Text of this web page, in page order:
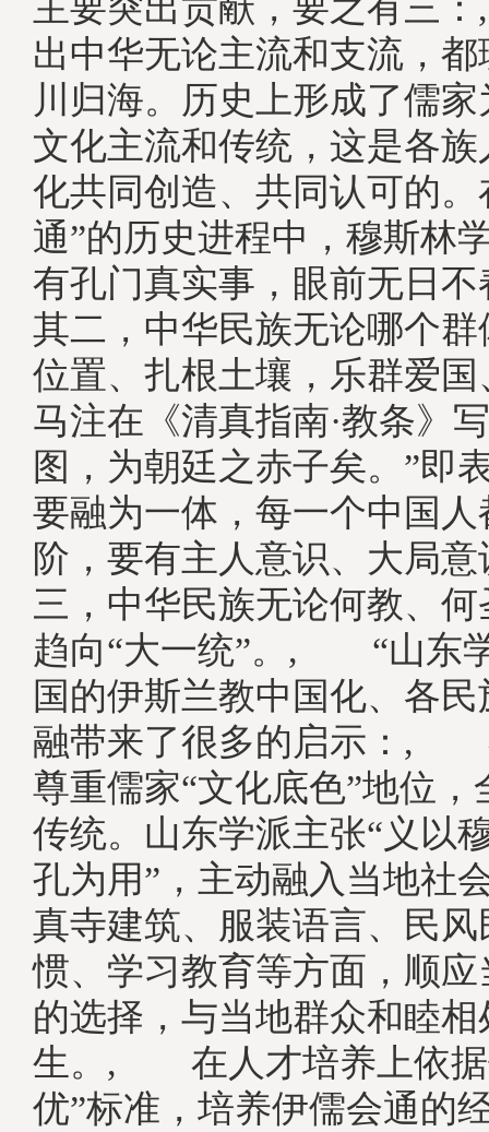
出中华无论主流和支流，
川归海。历史上形成了儒
文化主流和传统，这是各
化共同创造、共同认可的。
通”的历史进程中，穆斯林
有孔门真实事，眼前无
其二，中华民族无论哪个
位置、扎根土壤，乐群爱
马注在《清真指南·教条》
图，为朝廷之赤子矣。”即
要融为一体，每一个中国
阶，要有主人意识、大
三，中华民族无论何教、
趋向“大一统”。, “山东
国的伊斯兰教中国化、各
融带来了很多的启示：,
尊重儒家“文化底色”地位
传统。山东学派主张“义以
孔为用”，主动融入当地社
真寺建筑、服装语言、民
惯、学习教育等方面，顺
的选择，与当地群众和睦
生。, 在人才培养上依据
优”标准，培养伊儒会通的